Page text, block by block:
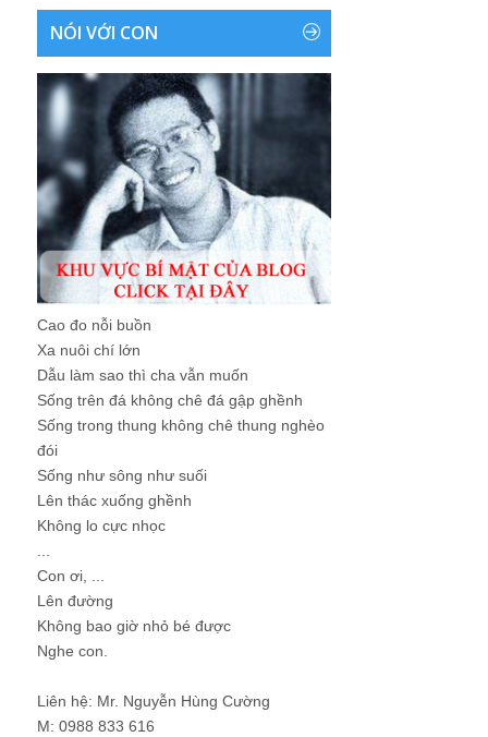
NÓI VỚI CON
Cao đo nỗi buồn
Xa nuôi chí lớn
Dẫu làm sao thì cha vẫn muốn
Sống trên đá không chê đá gập ghềnh
Sống trong thung không chê thung nghèo
đói
Sống như sông như suối
Lên thác xuống ghềnh
Không lo cực nhọc
Con ơi, ...
Lên đường
Không bao giờ nhỏ bé được
Nghe con.
Liên hệ: Mr. Nguyễn Hùng Cường
M: 0988 833 616